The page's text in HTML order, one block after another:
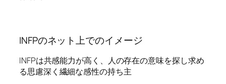
INFPのネット上でのイメージ
INFPは共感能力が高く、人の存在の意味を探し求め
る思慮深く繊細な感性の持ち主